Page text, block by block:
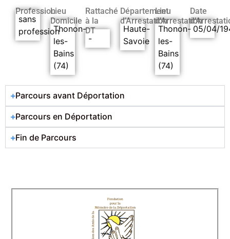
Profession
sans
profession
Lieu
Domicile
Thonon-
les-
Bains
(74)
Rattaché
à la
DT
-
Département
d’Arrestation
Haute-
Savoie
Lieu
d’Arrestation
Thonon-
les-
Bains
(74)
Date
05/04/
Parcours avant Déportation
Parcours en Déportation
Fin de Parcours